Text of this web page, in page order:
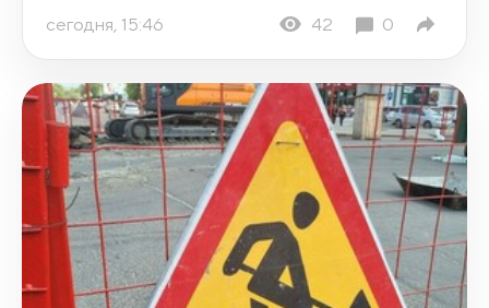
сегодня, 15:46 42 0